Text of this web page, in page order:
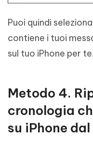
Puoi quindi
contiene i tuoi
sul tuo iPhone per te.
Metodo 4.
cronologia
su iPhone